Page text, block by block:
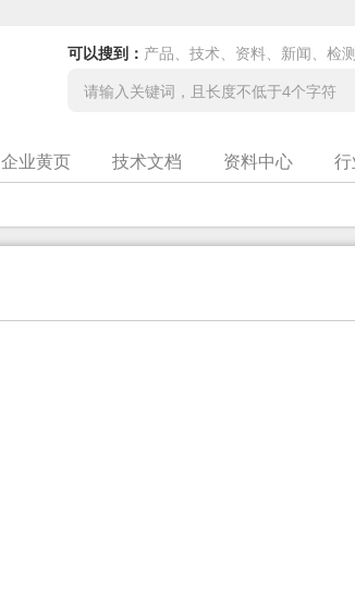
可以搜到： 产品、技术、资料、新闻、检
企业黄页 技术文档 资料中心